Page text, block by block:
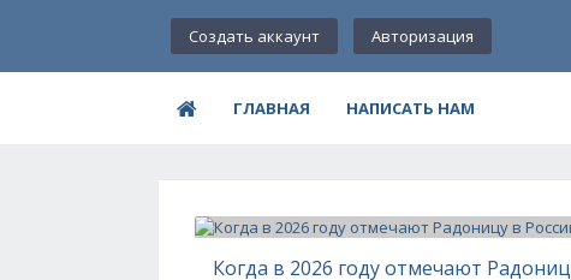
Создать аккаунт Авторизация
ГЛАВНАЯ НАПИСАТЬ НАМ